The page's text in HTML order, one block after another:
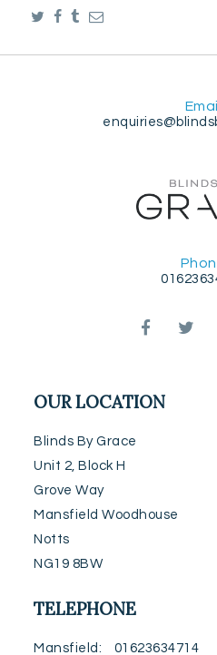
Email
OUR LOCATION
Blinds By Grace
Unit 2, Block H
Grove Way
Mansfield Woodhouse
Notts
NG19 8BW
TELEPHONE
Mansfield 01623634714